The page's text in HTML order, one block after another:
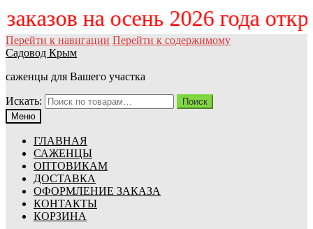
заказов на осень 2026 года
Перейти к навигации Перейти к содержимому
Садовод Крым
саженцы для Вашего участка
Искать:
Поиск
Меню
ГЛАВНАЯ
САЖЕНЦЫ
ОПТОВИКАМ
ДОСТАВКА
ОФОРМЛЕНИЕ ЗАКАЗА
КОНТАКТЫ
КОРЗИНА